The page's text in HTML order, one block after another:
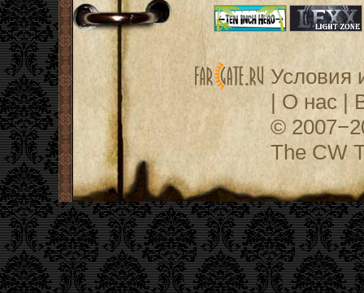
Условия
| О нас|
©
The CW